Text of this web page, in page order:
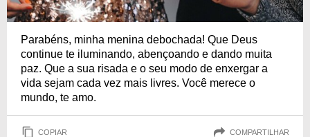
Parabéns, minha menina debochada! Que Deus
continue te iluminando, abençoando e dando muita
paz. Que a sua risada e o seu modo de enxergar a
vida sejam cada vez mais livres. Você merece o
mundo, te amo.
COPIAR COMPARTILHAR